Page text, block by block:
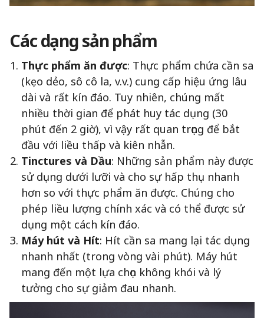
Các dạng sản phẩm
Thực phẩm ăn được: Thực phẩm chứa cần sa
(kẹo dẻo, sô cô la, v.v.) cung cấp hiệu ứng lâu
dài và rất kín đáo. Tuy nhiên, chúng mất
nhiều thời gian để phát huy tác dụng (30
phút đến 2 giờ), vì vậy rất quan trọng để bắt
đầu với liều thấp và kiên nhẫn.
Tinctures và Dầu: Những sản phẩm này được
sử dụng dưới lưỡi và cho sự hấp thụ nhanh
hơn so với thực phẩm ăn được. Chúng cho
phép liều lượng chính xác và có thể được sử
dụng một cách kín đáo.
Máy hút và Hít: Hít cần sa mang lại tác dụng
nhanh nhất (trong vòng vài phút). Máy hút
mang đến một lựa chọn không khói và lý
tưởng cho sự giảm đau nhanh.